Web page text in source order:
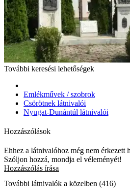
További keresési lehetőségek
Emlékművek / szobrok
Csörötnek látnivalói
Nyugat-Dunántúl látnivalói
Hozzászólások
Ehhez a látnivalóhoz még nem érkezett
Szóljon hozzá, mondja el véleményét!
Hozzászólás írása
További látnivalók a közelben (416)